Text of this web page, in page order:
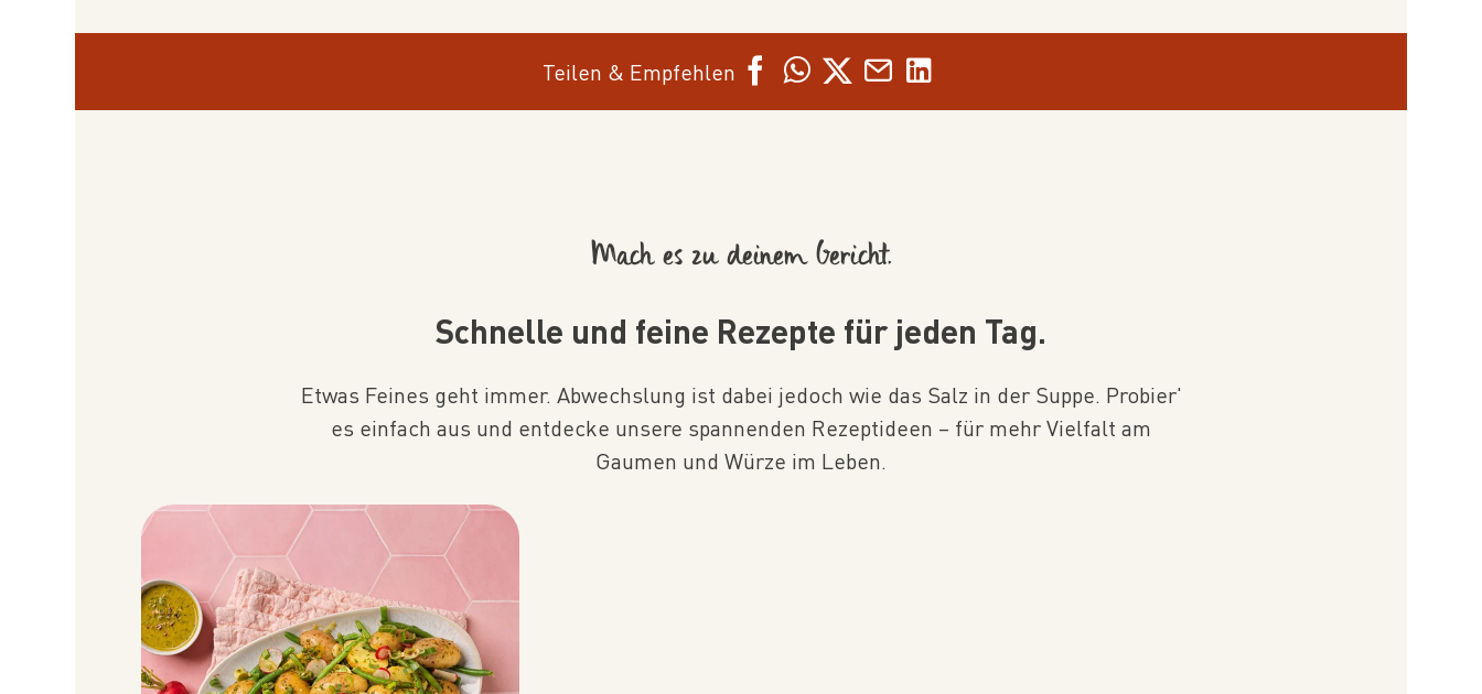
Teilen & Empfehlen
Mach es zu deinem Gericht.
Schnelle und feine Rezepte für jeden Tag.
Etwas Feines geht immer. Abwechslung ist dabei jedoch wie das Salz in der Suppe. Probier'
es einfach aus und entdecke unsere spannenden Rezeptideen – für mehr Vielfalt am
Gaumen und Würze im Leben.